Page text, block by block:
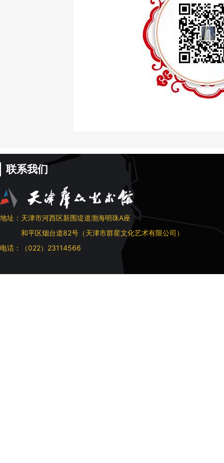
联系我们
地址：天津市河西区新围堤道渤海明珠A座
和平区烟台道82号（天津市群星文化艺术有限公司）
电话：（022）23114566